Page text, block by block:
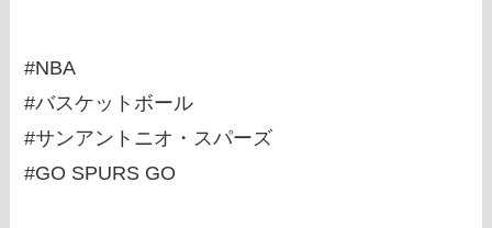
#NBA
#バスケットボール
#サンアントニオ・スパーズ
#GO SPURS GO